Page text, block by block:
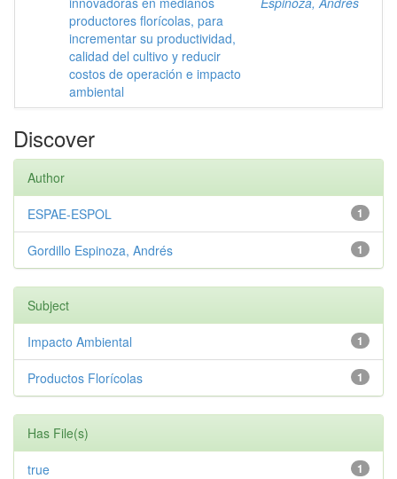
productores florícolas, para
incrementar su productividad,
calidad del cultivo y reducir
costos de operación e impacto
ambiental
Discover
Author
1
ESPAE-ESPOL
1
Gordillo Espinoza, Andrés
Subject
1
Impacto Ambiental
1
Productos Florícolas
Has File(s)
1
true